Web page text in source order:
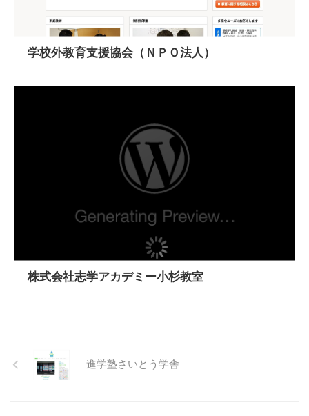
学校外教育支援協会（ＮＰＯ法人）
株式会社志学アカデミー小杉教室
進学塾さいとう学舎